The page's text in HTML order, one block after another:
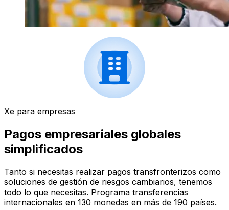
Xe para empresas
Pagos empresariales globales
simplificados
Tanto si necesitas realizar pagos transfronterizos como
soluciones de gestión de riesgos cambiarios, tenemos
todo lo que necesitas. Programa transferencias
internacionales en 130 monedas en más de 190 países.